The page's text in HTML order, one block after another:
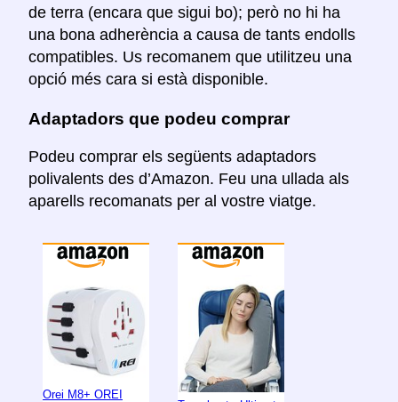
de terra (encara que sigui bo); però no hi ha
una bona adherència a causa de tants endolls
compatibles. Us recomanem que utilitzeu una
opció més cara si està disponible.
Adaptadors que podeu comprar
Podeu comprar els següents adaptadors
polivalents des d’Amazon. Feu una ullada als
aparells recomanats per al vostre viatge.
Orei M8+ OREI